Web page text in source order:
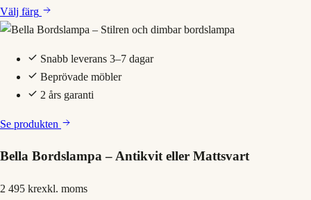
Välj färg
Snabb leverans 3–7 dagar
Beprövade möbler
2 års garanti
Se produkten
Bella Bordslampa – Antikvit eller Mattsvart
2 495 krexkl. moms